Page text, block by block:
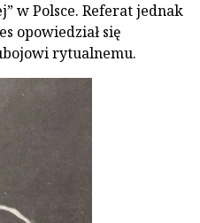
w Polsce. Referat jednak
opowiedział się
rytualnemu.